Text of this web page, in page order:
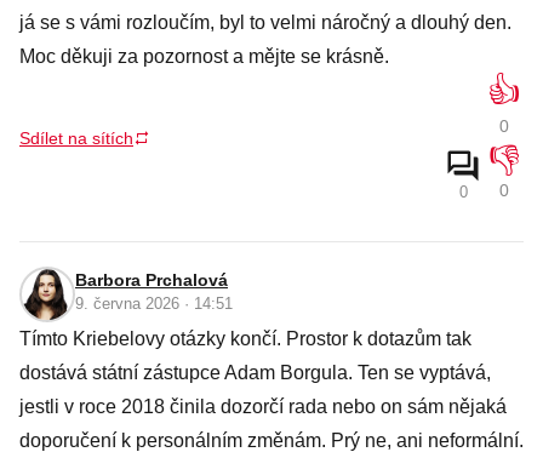
já se s vámi rozloučím, byl to velmi náročný a dlouhý den.
Moc děkuji za pozornost a mějte se krásně.
Sdílet na sítích
0
👍
0
👎
0
Barbora Prchalová
9. června 2026 · 14:51
Tímto Kriebelovy otázky končí. Prostor k dotazům tak
dostává státní zástupce Adam Borgula. Ten se vyptává,
jestli v roce 2018 činila dozorčí rada nebo on sám nějaká
doporučení k personálním změnám. Prý ne, ani neformální.